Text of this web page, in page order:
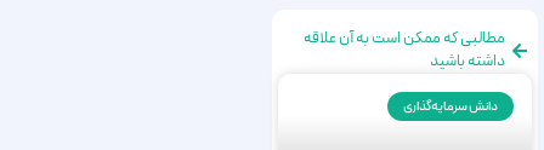
مطالبی که ممکن است به آن علاقه
داشته باشید
دانش سرمایه‌گذاری